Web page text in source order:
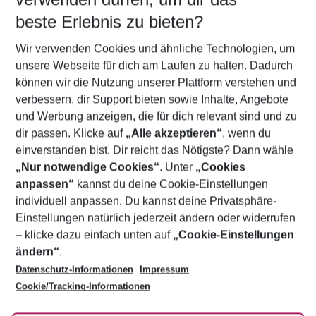
5-8 Nächte
2 Erwachsene Keine Kinder
Mehr Filter anzeigen
Footer
Footer navigation
Über uns
AGB
Bestpreisgarantie
Cookie-Einstellungen ändern
Cookie-Richtlinie
Agenturbetreuung
Barrierefreies Reisen
Folge uns
beste Erlebnis zu bieten?
Wir verwenden Cookies und ähnliche Technologien, um
unsere Webseite für dich am Laufen zu halten. Dadurch
können wir die Nutzung unserer Plattform verstehen und
verbessern, dir Support bieten sowie Inhalte, Angebote
und Werbung anzeigen, die für dich relevant sind und zu
dir passen. Klicke auf „Alle akzeptieren“, wenn du
einverstanden bist. Dir reicht das Nötigste? Dann wähle
„Nur notwendige Cookies“. Unter „Cookies
anpassen“ kannst du deine Cookie-Einstellungen
individuell anpassen. Du kannst deine Privatsphäre-
Einstellungen natürlich jederzeit ändern oder widerrufen
– klicke dazu einfach unten auf „Cookie-Einstellungen
ändern“.
Datenschutz-Informationen
Impressum
Cookie/Tracking-Informationen